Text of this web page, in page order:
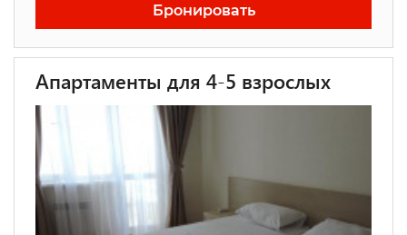
Бронировать
Апартаменты для 4-5 взрослых